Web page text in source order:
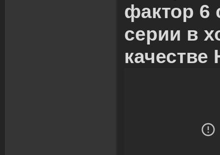
фактор 6
серии в
качестве